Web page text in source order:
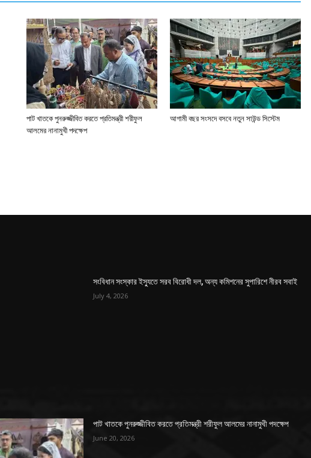
পাট খাতকে পুনরুজ্জীবিত করতে প্রতিমন্ত্রী শরীফুল
আলমের নানামুখী পদক্ষেপ
আগামী বছর সংসদে বসবে নতুন সাউন্ড সিস্টেম
সংবিধান সংস্কার ইস্যুতে সরব বিরোধী দল, অন্য কমিশনের সুপারিশে নীরব সবাই
July 4, 2026
পাট খাতকে পুনরুজ্জীবিত করতে প্রতিমন্ত্রী শরীফুল আলমের নানামুখী পদক্ষেপ
June 20, 2026